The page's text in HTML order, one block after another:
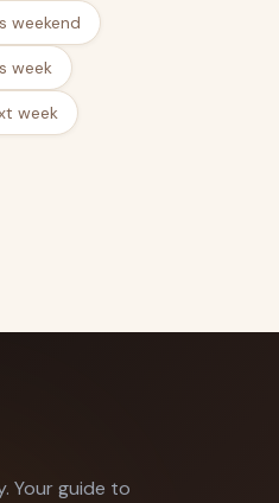
weekend
week
week
Your guide to